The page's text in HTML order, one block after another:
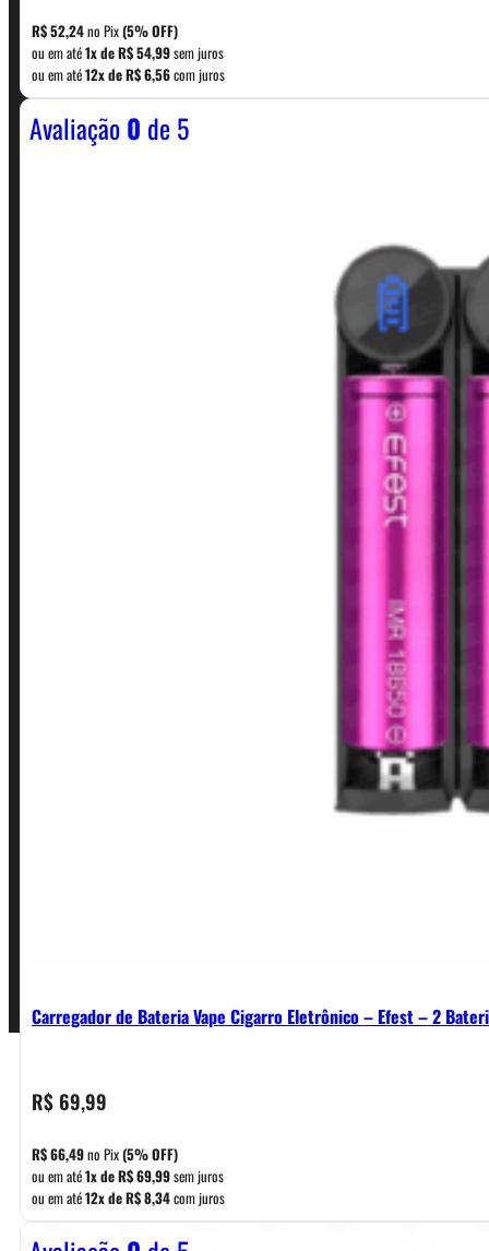
R$52,24no Pix(5% OFF)
ou em até1x deR$54,99sem juros
ou em até12x deR$6,56com juros
Avaliação0 de 5
Carregador de Bateria Vape Cigarro Eletrônico – Efest – 2
R$ 69,99
R$66,49no Pix(5% OFF)
ou em até1x deR$69,99sem juros
ou em até12x deR$8,34com juros
WhatsApp: (11) 5229-0120
Política de Garantia, Reembolso e Devolução